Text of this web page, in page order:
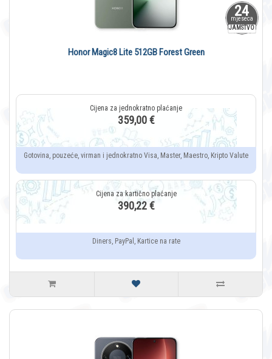
24
mjeseca
JAMSTVO
Honor Magic8 Lite 512GB Forest Green
359,00 €
Gotovina, pouzeće, virman i jednokratno Visa, Master, Maestro, Kripto Valute
390,22 €
Diners, PayPal, Kartice na rate